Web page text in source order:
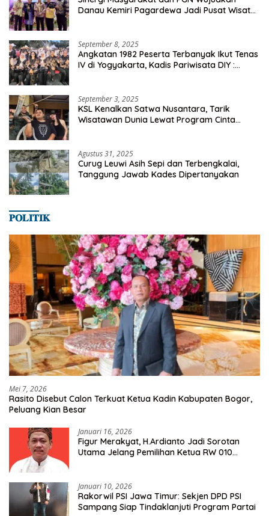
Danau Kemiri Pagardewa Jadi Pusat Wisata
September 8, 2025
Angkatan 1982 Peserta Terbanyak Ikut Tenas
IV di Yogyakarta, Kadis Pariwisata DIY :
September 3, 2025
KSL Kenalkan Satwa Nusantara, Tarik
Wisatawan Dunia Lewat Program Cinta
Agustus 31, 2025
Curug Leuwi Asih Sepi dan Terbengkalai,
Tanggung Jawab Kades Dipertanyakan
𝐏𝐎𝐋𝐈𝐓𝐈𝐊
Mei 7, 2026
Rasito Disebut Calon Terkuat Ketua Kadin Kabupaten Bogor,
Peluang Kian Besar
Januari 16, 2026
Figur Merakyat, H.Ardianto Jadi Sorotan
Utama Jelang Pemilihan Ketua RW 010
Januari 10, 2026
Rakorwil PSI Jawa Timur: Sekjen DPD PSI
Sampang Siap Tindaklanjuti Program Partai